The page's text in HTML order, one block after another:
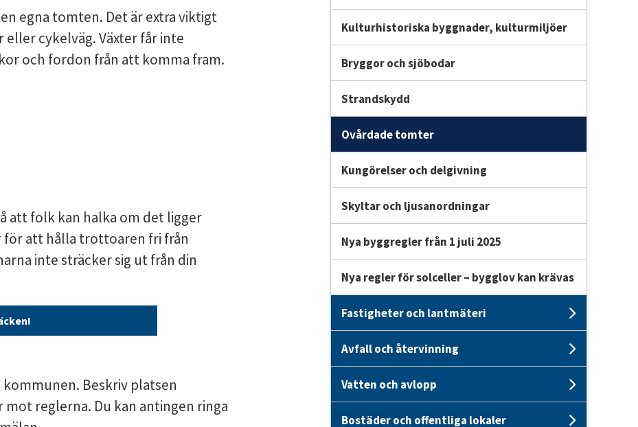
egna tomten. Det är extra viktigt
cykelväg. Växter får inte
och fordon från att komma fram.
att folk kan halka om det ligger
att hålla trottoaren fri från
inte sträcker sig ut från din
Beskriv platsen
reglerna. Du kan antingen ringa
Kulturhistoriska byggnader, kulturmiljöer
Bryggor och sjöbodar
Strandskydd
Ovårdade tomter
Kungörelser och delgivning
Skyltar och ljusanordningar
Nya byggregler från 1 juli 2025
Nya regler för solceller – bygglov kan krävas
Fastigheter och lantmäteri
Avfall och återvinning
Vatten och avlopp
Bostäder och offentliga lokaler